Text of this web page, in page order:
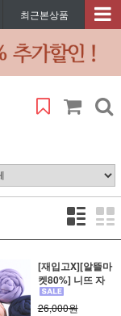
최근본상품
[재입고X][알뜰마
켓80%] 니뜨 자
26,000원